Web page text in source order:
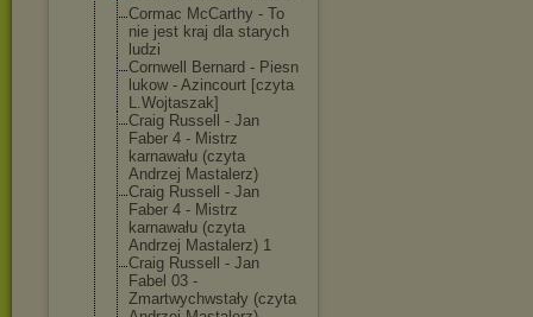
Cormac McCarthy - To
nie jest kraj dla starych
ludzi
Cornwell Bernard - Piesn
lukow - Azincourt [czyta
L.Wojtaszak]
Craig Russell - Jan
Faber 4 - Mistrz
karnawału (czyta
Andrzej Mastalerz)
Craig Russell - Jan
Faber 4 - Mistrz
karnawału (czyta
Andrzej Mastalerz) 1
Craig Russell - Jan
Fabel 03 -
Zmartwychwstały (czyta